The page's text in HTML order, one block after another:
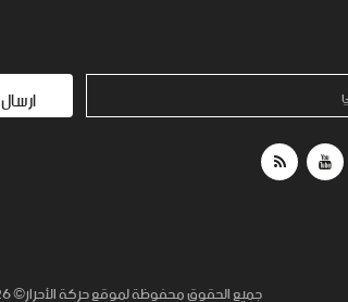
ارسال
جميع الحقوق محفوظة لموقع حركة الأحرار© 2026